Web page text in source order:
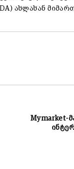
ახლახან
Mymarket-